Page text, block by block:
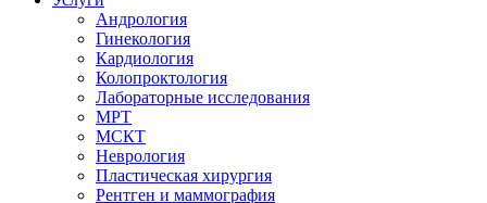
Андрология
Гинекология
Кардиология
Колопроктология
Лабораторные исследования
МРТ
МСКТ
Неврология
Пластическая хирургия
Рентген и маммография